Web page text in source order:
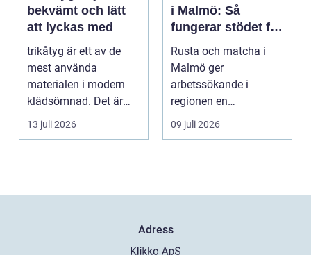
bekvämt och lätt
att lyckas med
trikåtyg är ett av de
mest använda
materialen i modern
klädsömnad. Det är
mjukt, elastiskt och
13 juli 2026
i Malmö: Så
fungerar stödet för
dig som söker
jobb
Rusta och matcha i
Malmö ger
arbetssökande i
regionen en
strukturerad och
09 juli 2026
Adress